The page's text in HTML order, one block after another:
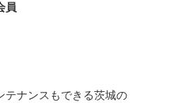
員
テナンスもできる茨城の